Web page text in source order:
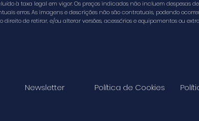
à taxa legal em vigor. Os preços indicados não incluem despesas
erros. As imagens e descrições não são contratuais, podendo
direito de retirar, e/ou alterar versões, acessórios e equipamentos ou
Newsletter Política de Cookies